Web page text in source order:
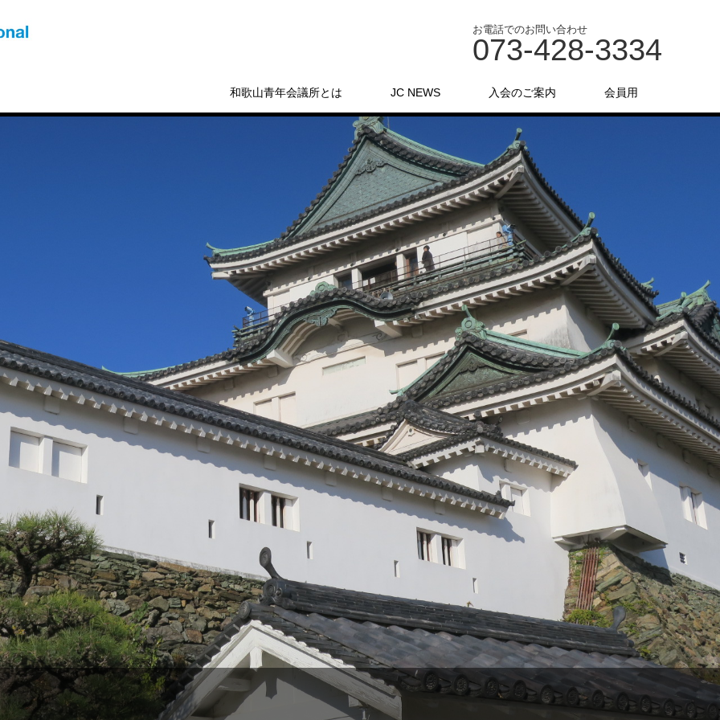
お電話でのお問い合わせ
073-428-3334
和歌山青年会議所とは JC NEWS 入会のご案内 会員用